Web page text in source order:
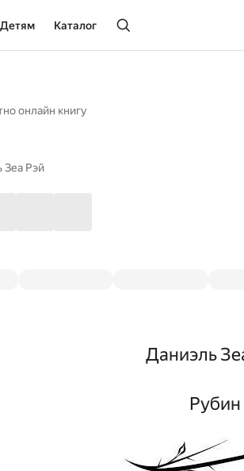
Детям Каталог
онлайн книгу
Зеа Рэй
Даниэль
Рубин